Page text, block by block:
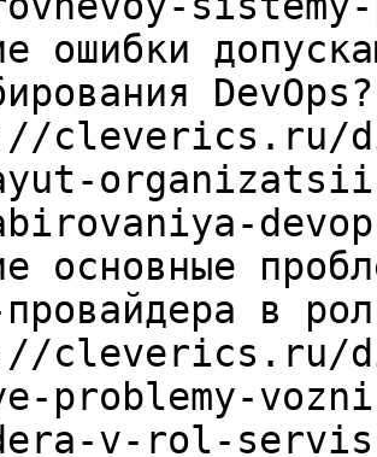
ошибки
cleverics.ru/
основные
в
cleverics.ru/
problemy-
v-rol-